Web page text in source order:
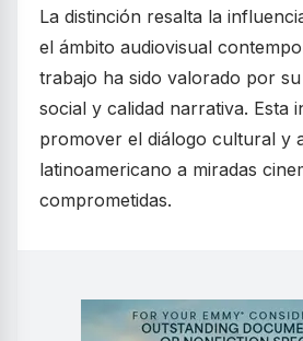
La distinción resalta la
el ámbito audiovisual
trabajo ha sido valorado por
social y calidad narrativa. Esta
promover el diálogo cultural y
latinoamericano a miradas
comprometidas.